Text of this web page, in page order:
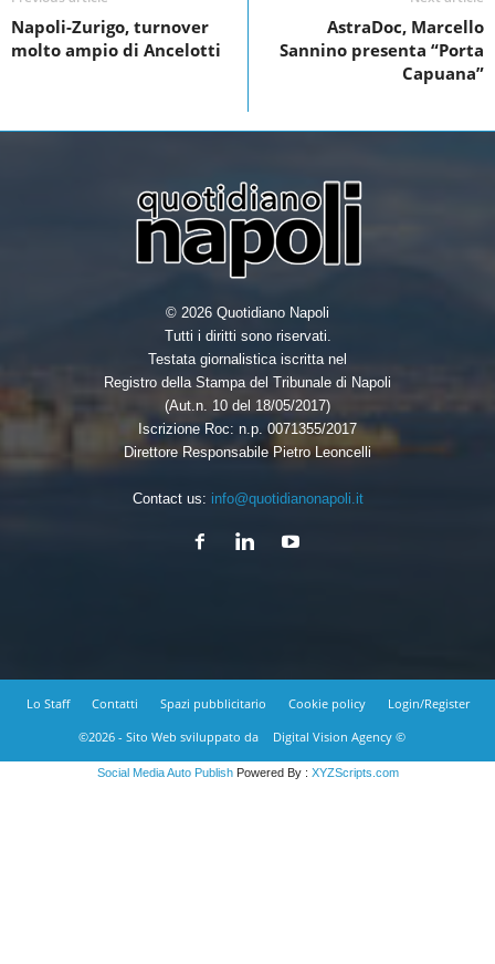
o
Napoli-Zurigo, turnover
molto ampio di Ancelotti
AstraDoc, Marcello
Sannino presenta “Porta
Capuana”
© 2026 Quotidiano Napoli
Tutti i diritti sono riservati.
Testata giornalistica iscritta nel
Registro della Stampa del Tribunale di Napoli
(Aut.n. 10 del 18/05/2017)
Iscrizione Roc: n.p. 0071355/2017
Direttore Responsabile Pietro Leoncelli
Contact us: info@quotidianonapoli.it
Lo Staff Contatti Spazi pubblicitario Cookie policy
Login/Register
©2026 - Sito Web sviluppato da
Digital Vision Agency ©
Social Media Auto PublishPowered By : XYZScripts.com